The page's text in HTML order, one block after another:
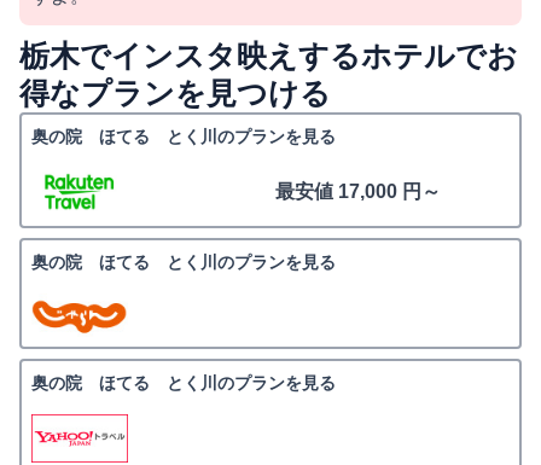
栃木でインスタ映えするホテルでお
得なプランを見つける
奥の院 ほてる とく川のプランを見る
最安値 17,000 円～
奥の院 ほてる とく川のプランを見る
奥の院 ほてる とく川のプランを見る